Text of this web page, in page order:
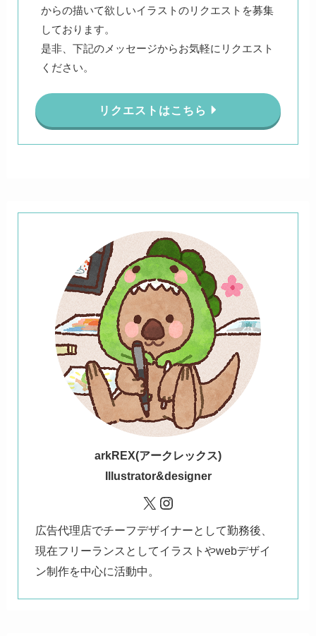
からの描いて欲しいイラストのリクエストを募集
しております。
是非、下記のメッセージからお気軽にリクエスト
ください。
リクエストはこちら
arkREX(アークレックス)
Illustrator&designer
X Instagram
広告代理店でチーフデザイナーとして勤務後、
現在フリーランスとしてイラストやwebデザイ
ン制作を中心に活動中。